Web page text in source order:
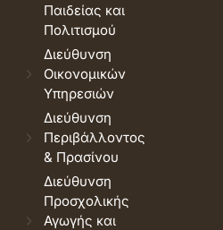
Παιδείας και
Πολιτισμού
Διεύθυνση
Οικονομικών
Υπηρεσιών
Διεύθυνση
Περιβάλλοντος
& Πρασίνου
Διεύθυνση
Προσχολικής
Αγωγής και